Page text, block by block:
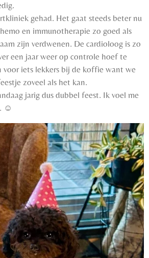
gehad. Het gaat steeds beter nu
en immunotherapie zo goed als
zijn verdwenen. De cardioloog is zo
een jaar weer op controle hoef te
voor iets lekkers bij de koffie want we
zoveel als het kan.
jarig dus dubbel feest. Ik voel me
☺️